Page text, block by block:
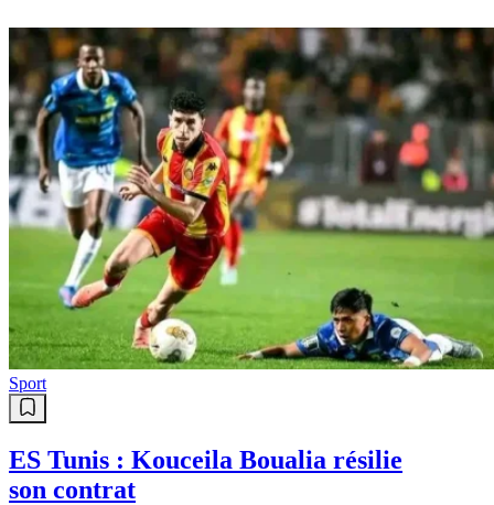
Sport
ES Tunis : Kouceila Boualia résilie
son contrat